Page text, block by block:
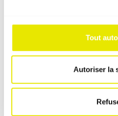
Tout
Autoriser la
Comptoirs mobiles
De haute qualité et conçu
compléter votre